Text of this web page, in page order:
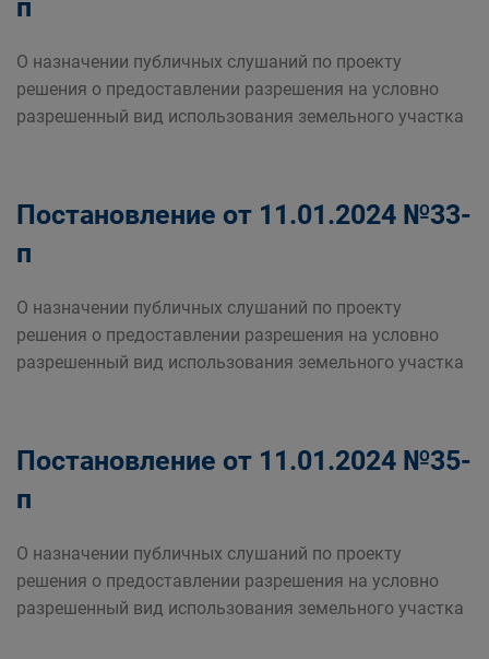
п
О назначении публичных слушаний по проекту
решения о предоставлении разрешения на условно
разрешенный вид использования земельного участка
Постановление от 11.01.2024 №33-
п
О назначении публичных слушаний по проекту
решения о предоставлении разрешения на условно
разрешенный вид использования земельного участка
Постановление от 11.01.2024 №35-
п
О назначении публичных слушаний по проекту
решения о предоставлении разрешения на условно
разрешенный вид использования земельного участка